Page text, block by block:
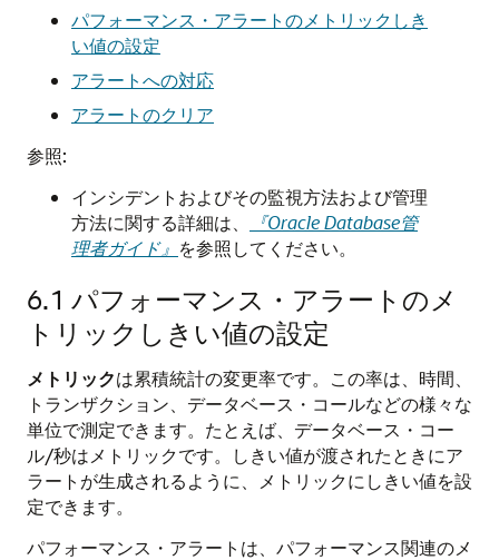
パフォーマンス・アラートのメトリックしき
い値の設定
アラートへの対応
アラートのクリア
参照:
インシデントおよびその監視方法および管理
方法に関する詳細は、
『Oracle Database管
理者ガイド』 を参照してください。
6.1 パフォーマンス・アラートのメ
トリックしきい値の設定
メトリックは累積統計の変更率です。この率は、時間、
トランザクション、データベース・コールなどの様々な
単位で測定できます。たとえば、データベース・コー
ル/秒はメトリックです。しきい値が渡されたときにア
ラートが生成されるように、メトリックにしきい値を設
定できます。
パフォーマンス・アラート は、パフォーマンス関連のメ